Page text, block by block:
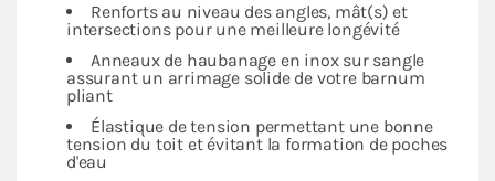
Renforts au niveau des angles, mât(s) et
intersections pour une meilleure longévité
Anneaux de haubanage en inox sur sangle
assurant un arrimage solide de votre barnum
pliant
Élastique de tension permettant une bonne
tension du toit et évitant la formation de poches
d'eau